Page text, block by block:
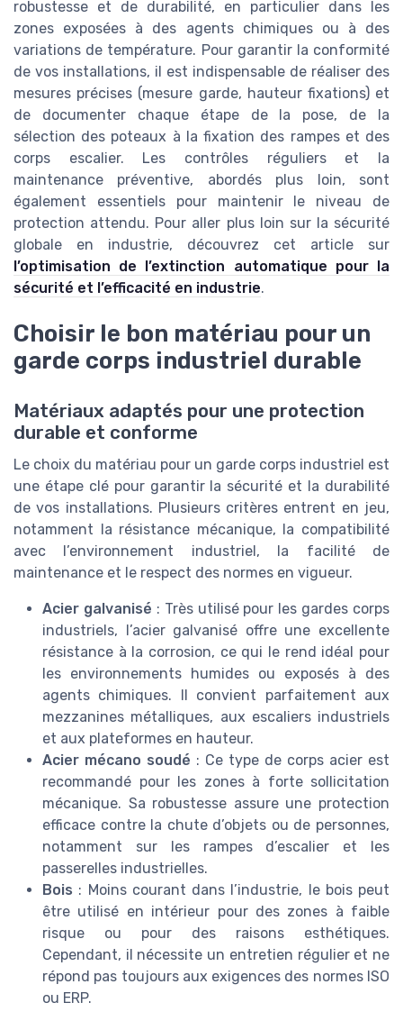
robustesse et de durabilité, en particulier dans les
zones exposées à des agents chimiques ou à des
variations de température. Pour garantir la conformité
de vos installations, il est indispensable de réaliser des
mesures précises (mesure garde, hauteur fixations) et
de documenter chaque étape de la pose, de la
sélection des poteaux à la fixation des rampes et des
corps escalier. Les contrôles réguliers et la
maintenance préventive, abordés plus loin, sont
également essentiels pour maintenir le niveau de
protection attendu. Pour aller plus loin sur la sécurité
globale en industrie, découvrez cet article sur
l’optimisation de l’extinction automatique pour la
sécurité et l’efficacité en industrie.
Choisir le bon matériau pour un
garde corps industriel durable
Matériaux adaptés pour une protection
durable et conforme
Le choix du matériau pour un garde corps industriel est
une étape clé pour garantir la sécurité et la durabilité
de vos installations. Plusieurs critères entrent en jeu,
notamment la résistance mécanique, la compatibilité
avec l’environnement industriel, la facilité de
maintenance et le respect des normes en vigueur.
Acier galvanisé : Très utilisé pour les gardes corps
industriels, l’acier galvanisé offre une excellente
résistance à la corrosion, ce qui le rend idéal pour
les environnements humides ou exposés à des
agents chimiques. Il convient parfaitement aux
mezzanines métalliques, aux escaliers industriels
et aux plateformes en hauteur.
Acier mécano soudé : Ce type de corps acier est
recommandé pour les zones à forte sollicitation
mécanique. Sa robustesse assure une protection
efficace contre la chute d’objets ou de personnes,
notamment sur les rampes d’escalier et les
passerelles industrielles.
Bois : Moins courant dans l’industrie, le bois peut
être utilisé en intérieur pour des zones à faible
risque ou pour des raisons esthétiques.
Cependant, il nécessite un entretien régulier et ne
répond pas toujours aux exigences des normes ISO
ou ERP.